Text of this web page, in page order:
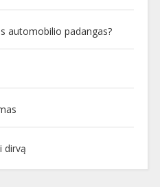
automobilio padangas?
dirvą